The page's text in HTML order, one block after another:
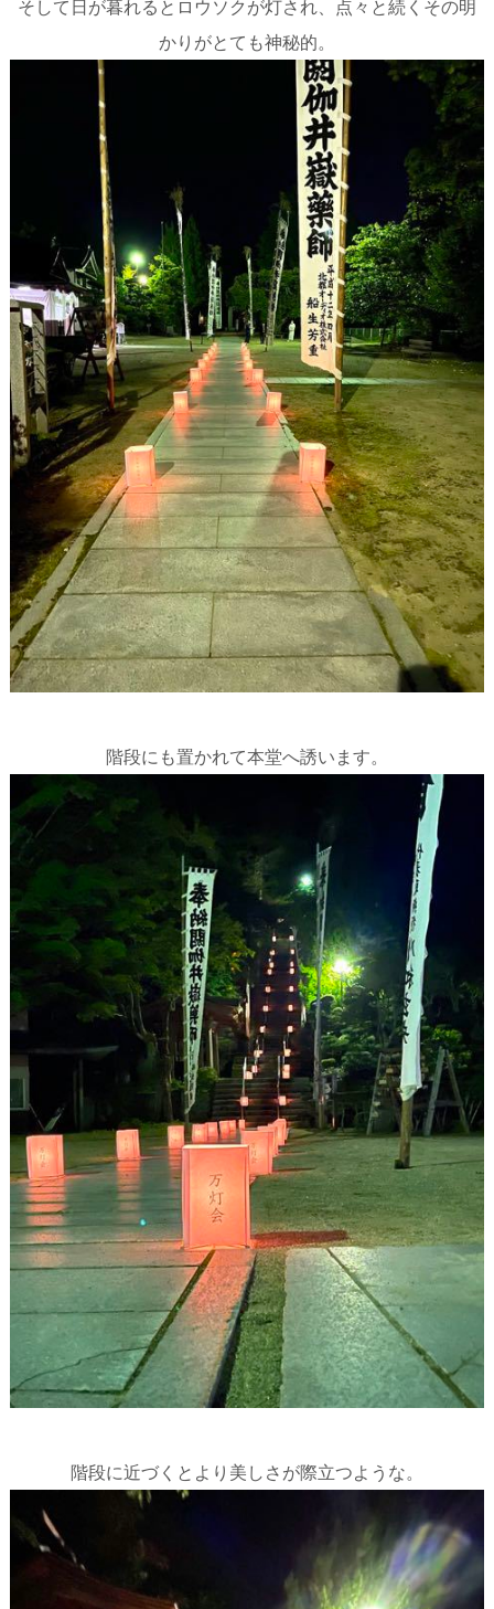
そして日が暮れるとロウソクが灯され、点々と続くその明
かりがとても神秘的。
階段にも置かれて本堂へ誘います。
階段に近づくとより美しさが際立つような。